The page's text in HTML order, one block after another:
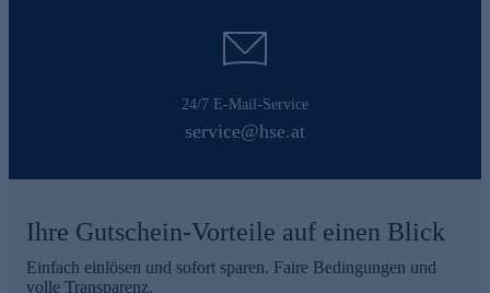
24/7 E-Mail-Service
service@hse.at
Ihre Gutschein-Vorteile auf einen Blick
Einfach einlösen und sofort sparen. Faire Bedingungen und
volle Transparenz.